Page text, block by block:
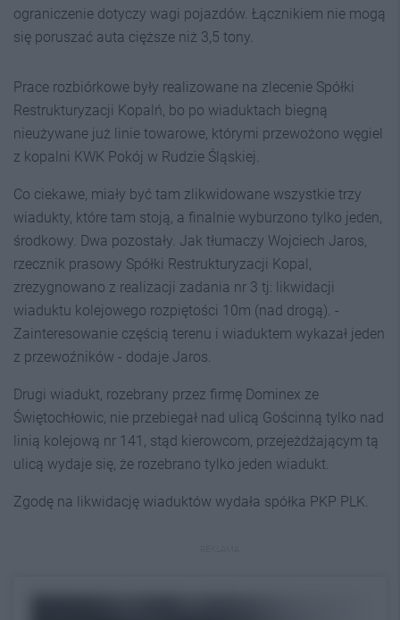
ograniczenie dotyczy wagi pojazdów. Łącznikiem nie mogą
się poruszać auta cięższe niż 3,5 tony.
Prace rozbiórkowe były realizowane na zlecenie Spółki
Restrukturyzacji Kopalń, bo po wiaduktach biegną
nieużywane już linie towarowe, którymi przewożono węgiel
z kopalni KWK Pokój w Rudzie Śląskiej.
Co ciekawe, miały być tam zlikwidowane wszystkie trzy
wiadukty, które tam stoją, a finalnie wyburzono tylko jeden,
środkowy. Dwa pozostały. Jak tłumaczy Wojciech Jaros,
rzecznik prasowy Spółki Restrukturyzacji Kopal,
zrezygnowano z realizacji zadania nr 3 tj: likwidacji
wiaduktu kolejowego rozpiętości 10m (nad drogą). -
Zainteresowanie częścią terenu i wiaduktem wykazał jeden
z przewoźników - dodaje Jaros.
Drugi wiadukt, rozebrany przez firmę Dominex ze
Świętochłowic, nie przebiegał nad ulicą Gościnną tylko nad
linią kolejową nr 141, stąd kierowcom, przejeżdżającym tą
ulicą wydaje się, że rozebrano tylko jeden wiadukt.
Zgodę na likwidację wiaduktów wydała spółka PKP PLK.